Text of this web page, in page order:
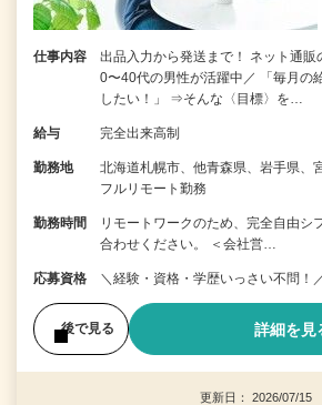
仕事内容
出品入力から発送まで！ ネット通
0〜40代の男性が活躍中／ 「毎月の
したい！」 ⇒そんな〈目標〉を…
給与 完全出来高制
勤務地
北海道札幌市、他青森県、岩手県
フルリモート勤務
勤務時間
リモートワークのため、完全自由シ
合わせください。 ＜会社営…
応募資格 ＼経験・資格・学歴いっさい不問！
後で見る 詳細を見
更新日： 2026/07/